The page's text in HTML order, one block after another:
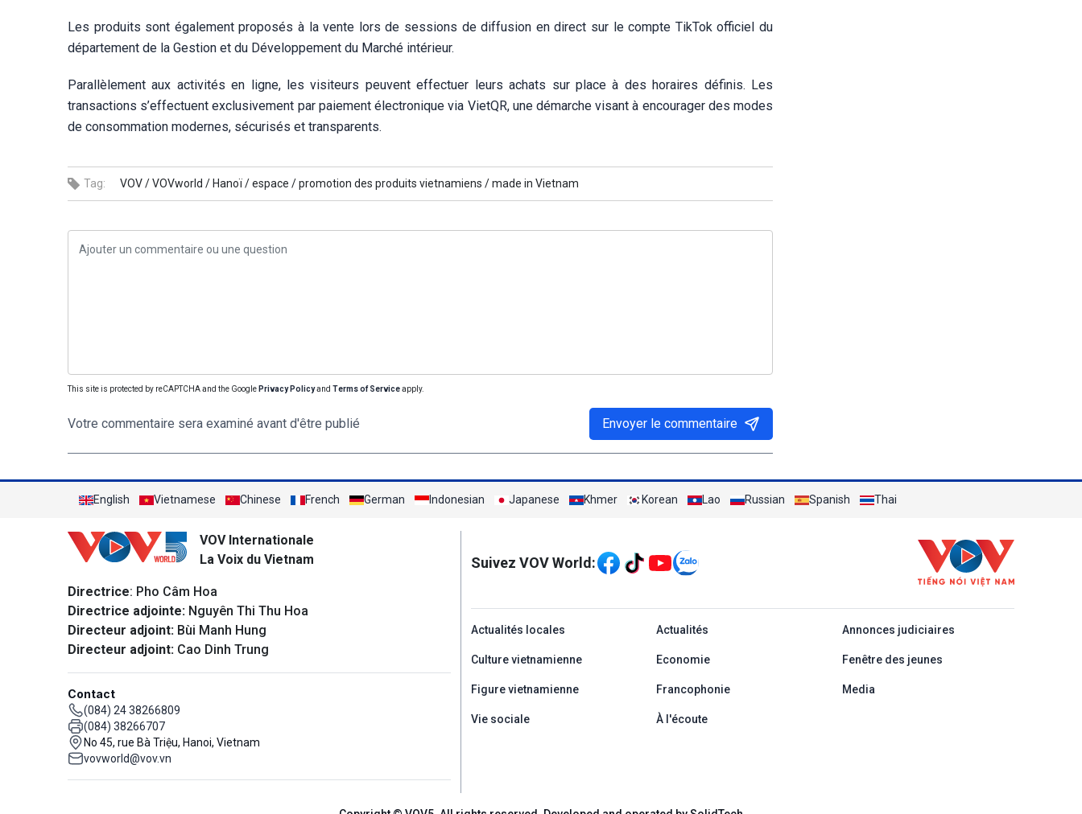
Les produits sont également proposés à la vente lors de sessions de diffusion en direct sur le compte TikTok officiel du
département de la Gestion et du Développement du Marché intérieur.
Parallèlement aux activités en ligne, les visiteurs peuvent effectuer leurs achats sur place à des horaires définis. Les
transactions s’effectuent exclusivement par paiement électronique via VietQR, une démarche visant à encourager des modes
de consommation modernes, sécurisés et transparents.
Tag: VOV /VOVworld / Hanoï /espace /promotion des produits vietnamiens /made in Vietnam
This site is protected by reCAPTCHA and the Google Privacy Policyand Terms of Serviceapply.
Votre commentaire sera examiné avant d'être publié Envoyer le commentaire
English Vietnamese Chinese French German Indonesian Japanese Khmer Korean Lao Russian Spanish Thai
VOV Internationale
La Voix du Vietnam
Directrice: Pho Câm Hoa
Directrice adjointe: Nguyên Thi Thu Hoa
Directeur adjoint: Bùi Manh Hung
Directeur adjoint: Cao Dinh Trung
Contact
(084) 24 38266809
(084) 38266707
No 45, rue Bà Triệu, Hanoi, Vietnam
vovworld@vov.vn
Mạng xã hội
Suivez VOV World:
menu footer tiếng Pháp
Actualités locales Actualités Annonces judiciaires
Culture vietnamienne Economie Fenêtre des jeunes
Figure vietnamienne Francophonie Media
Vie sociale À l'écoute